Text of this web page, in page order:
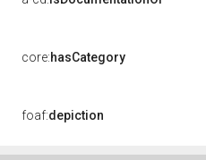
core:hasCategory
foaf:depiction